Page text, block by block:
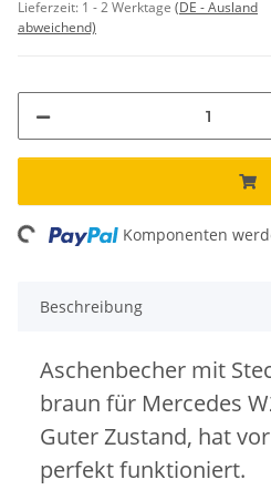
Lieferzeit: 1 - 2 Werktage (DE - Ausland
abweichend)
Komponenten
Beschreibung
Aschenbecher mit
braun für Mercedes
Guter Zustand, hat
perfekt funktioniert.